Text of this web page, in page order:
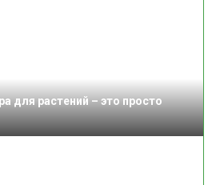
для растений – это просто